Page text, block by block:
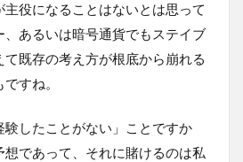
役になることはないとは思って
、あるいは暗号通貨でもステイブ
て既存の考え方が根底から崩れる
すね。
験したことがない」ことですか
想であって、それに賭けるのは私